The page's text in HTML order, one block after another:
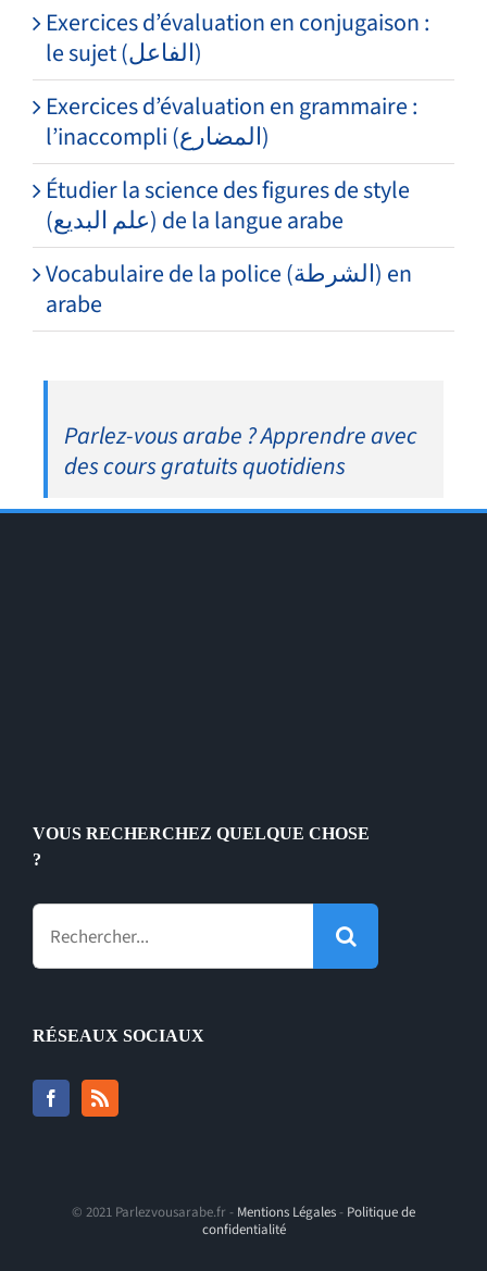
Exercices d’évaluation en conjugaison :
le sujet (الفاعل)
Exercices d’évaluation en grammaire :
l’inaccompli (المضارع)
Étudier la science des figures de style
(علم البديع) de la langue arabe
Vocabulaire de la police (الشرطة) en
arabe
Parlez-vous arabe ? Apprendre avec
des cours gratuits quotidiens
VOUS RECHERCHEZ QUELQUE CHOSE
?
Rechercher:
RÉSEAUX SOCIAUX
© 2021 Parlezvousarabe.fr - Mentions Légales- Politique de
confidentialité